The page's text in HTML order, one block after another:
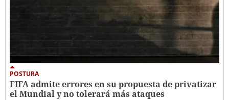
POSTURA
FIFA admite errores en su propuesta de privatizar
el Mundial y no tolerará más ataques